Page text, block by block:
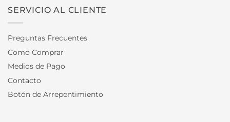
SERVICIO AL CLIENTE
Preguntas Frecuentes
Como Comprar
Medios de Pago
Contacto
Botón de Arrepentimiento